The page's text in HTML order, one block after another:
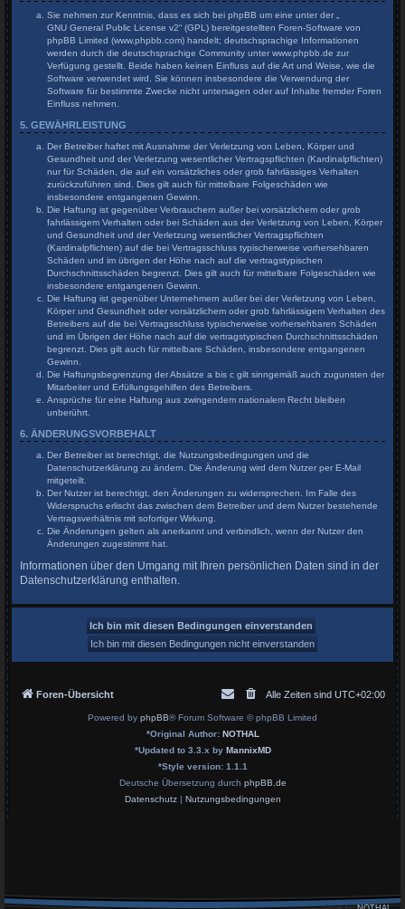
Sie nehmen zur Kenntnis, dass es sich bei phpBB um eine unter der „
GNU General Public License v2“ (GPL) bereitgestellten Foren-Software von
phpBB Limited (www.phpbb.com) handelt; deutschsprachige Informationen
werden durch die deutschsprachige Community unter www.phpbb.de zur
Verfügung gestellt. Beide haben keinen Einfluss auf die Art und Weise, wie die
Software verwendet wird. Sie können insbesondere die Verwendung der
Software für bestimmte Zwecke nicht untersagen oder auf Inhalte fremder Foren
Einfluss nehmen.
5. GEWÄHRLEISTUNG
Der Betreiber haftet mit Ausnahme der Verletzung von Leben, Körper und
Gesundheit und der Verletzung wesentlicher Vertragspflichten (Kardinalpflichten)
nur für Schäden, die auf ein vorsätzliches oder grob fahrlässiges Verhalten
zurückzuführen sind. Dies gilt auch für mittelbare Folgeschäden wie
insbesondere entgangenen Gewinn.
Die Haftung ist gegenüber Verbrauchern außer bei vorsätzlichem oder grob
fahrlässigem Verhalten oder bei Schäden aus der Verletzung von Leben, Körper
und Gesundheit und der Verletzung wesentlicher Vertragspflichten
(Kardinalpflichten) auf die bei Vertragsschluss typischerweise vorhersehbaren
Schäden und im übrigen der Höhe nach auf die vertragstypischen
Durchschnittsschäden begrenzt. Dies gilt auch für mittelbare Folgeschäden wie
insbesondere entgangenen Gewinn.
Die Haftung ist gegenüber Unternehmern außer bei der Verletzung von Leben,
Körper und Gesundheit oder vorsätzlichem oder grob fahrlässigem Verhalten des
Betreibers auf die bei Vertragsschluss typischerweise vorhersehbaren Schäden
und im Übrigen der Höhe nach auf die vertragstypischen Durchschnittsschäden
begrenzt. Dies gilt auch für mittelbare Schäden, insbesondere entgangenen
Gewinn.
Die Haftungsbegrenzung der Absätze a bis c gilt sinngemäß auch zugunsten der
Mitarbeiter und Erfüllungsgehilfen des Betreibers.
Ansprüche für eine Haftung aus zwingendem nationalem Recht bleiben
unberührt.
6. ÄNDERUNGSVORBEHALT
Der Betreiber ist berechtigt, die Nutzungsbedingungen und die
Datenschutzerklärung zu ändern. Die Änderung wird dem Nutzer per E-Mail
mitgeteilt.
Der Nutzer ist berechtigt, den Änderungen zu widersprechen. Im Falle des
Widerspruchs erlischt das zwischen dem Betreiber und dem Nutzer bestehende
Vertragsverhältnis mit sofortiger Wirkung.
Die Änderungen gelten als anerkannt und verbindlich, wenn der Nutzer den
Änderungen zugestimmt hat.
Informationen über den Umgang mit Ihren persönlichen Daten sind in der
Datenschutzerklärung enthalten.
Foren-Übersicht Alle Zeiten sind UTC+02:00
Powered by phpBB® Forum Software © phpBB Limited
*Original Author: NOTHAL
*Updated to 3.3.x by MannixMD
*Style version: 1.1.1
Deutsche Übersetzung durch phpBB.de
Datenschutz| Nutzungsbedingungen